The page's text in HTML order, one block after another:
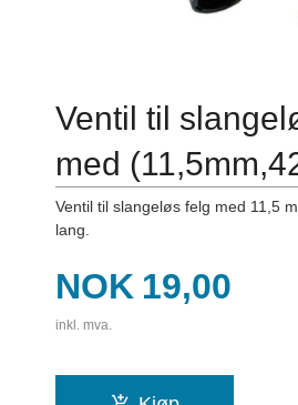
Ventil til
med
Ventil til slangeløs felg med 11,5
lang.
Pris
NOK 19,00
inkl. mva.